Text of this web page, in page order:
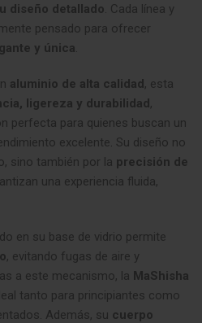
diseño detallado. Cada línea y
pensado para ofrecer
y única.
aluminio de alta calidad, esta
ligereza y durabilidad,
perfecta para quienes buscan un
excelente. Su diseño no
sino también por la precisión de
una experiencia fluida,
en su base de vidrio permite
, evitando fugas de aire y
a este mecanismo, la MaShisha
tanto para principiantes como
Además, su cuerpo